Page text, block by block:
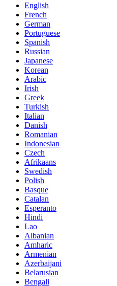
English
French
German
Portuguese
Spanish
Russian
Japanese
Korean
Arabic
Irish
Greek
Turkish
Italian
Danish
Romanian
Indonesian
Czech
Afrikaans
Swedish
Polish
Basque
Catalan
Esperanto
Hindi
Lao
Albanian
Amharic
Armenian
Azerbaijani
Belarusian
Bengali